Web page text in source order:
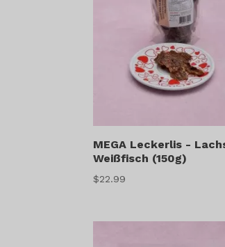
MEGA Leckerlis -
Weißfisch (150g)
$22.99